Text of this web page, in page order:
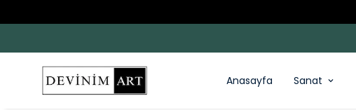
Anasayfa Sanat